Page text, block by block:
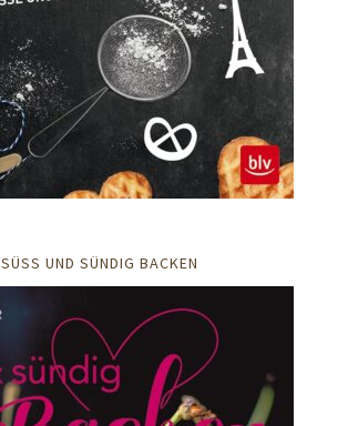
SÜSS UND SÜNDIG BACKEN